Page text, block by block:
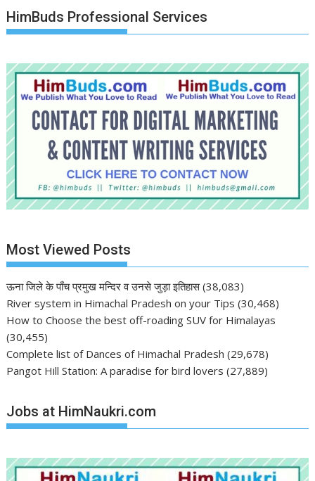
HimBuds Professional Services
Most Viewed Posts
ऊना जिले के पाँच प्रमुख मन्दिर व उनसे जुड़ा इतिहास (38,083)
River system in Himachal Pradesh on your Tips (30,468)
How to Choose the best off-roading SUV for Himalayas
(30,455)
Complete list of Dances of Himachal Pradesh (29,678)
Pangot Hill Station: A paradise for bird lovers (27,889)
Jobs at HimNaukri.com